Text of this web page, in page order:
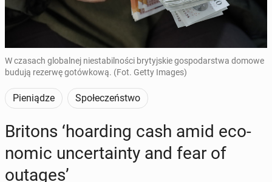
W czasach globalnej niestabilności brytyjskie gospodarstwa domowe
budują rezerwę gotówkową. (Fot. Getty Images)
Pieniądze Społeczeństwo
Britons ‘hoard­ing cash amid eco­
nom­ic un­cer­tain­ty and fear of
outages’